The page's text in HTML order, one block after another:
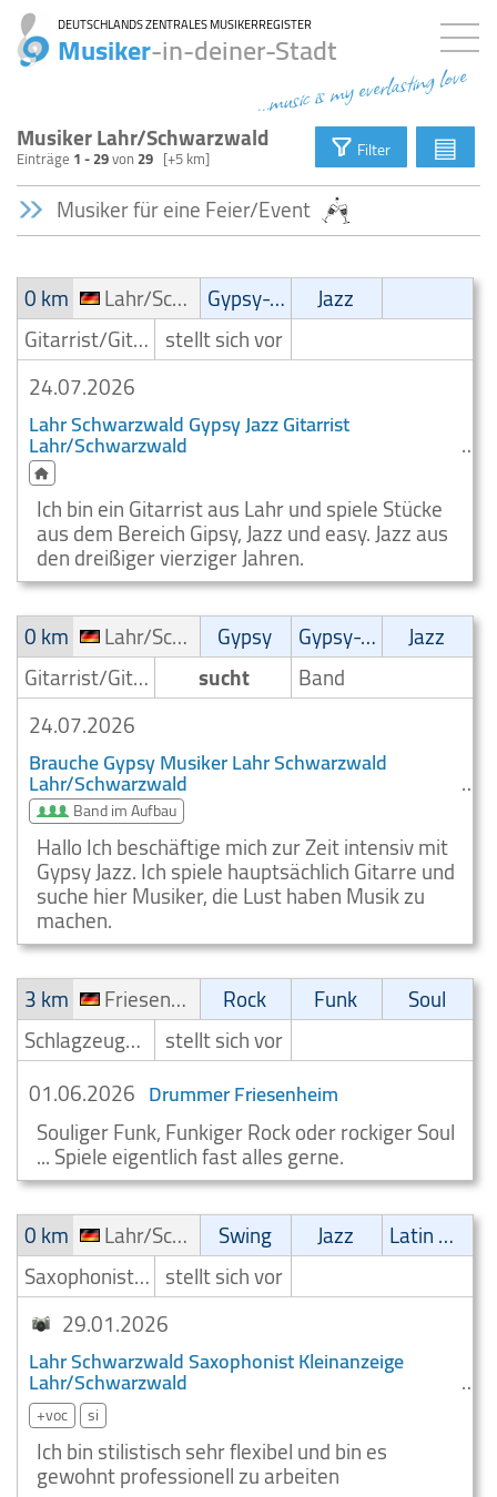
DEUTSCHLANDS ZENTRALES MUSIKERREGISTER
Musiker-in-deiner-Stadt
...music is my everlasting love
Musiker Lahr/Schwarzwald
Einträge 1 - 29von29 [+5 km] Filter ▤
Musiker für eine Feier/Event
0 km Lahr/Schwarzwald Gypsy-Jazz
Jazz
Gitarrist/Gitarrenspieler stellt sich vor
24.07.2026
Lahr Schwarzwald Gypsy Jazz Gitarrist
Lahr/Schwarzwald
Ich bin ein Gitarrist aus Lahr und spiele Stücke
aus dem Bereich Gipsy, Jazz und easy. Jazz aus
den dreißiger vierziger Jahren.
0 km
Lahr/Schwarzwald Gypsy Gypsy-Jazz
Jazz
Gitarrist/Gitarrenspieler
sucht
Band
24.07.2026
Brauche Gypsy Musiker Lahr Schwarzwald
Lahr/Schwarzwald
Band im Aufbau
Hallo Ich beschäftige mich zur Zeit intensiv mit
Gypsy Jazz. Ich spiele hauptsächlich Gitarre und
suche hier Musiker, die Lust haben Musik zu
machen.
3 km
Friesenheim Rock Funk
Soul
Schlagzeuger/Drummer
stellt sich vor
01.06.2026 Drummer Friesenheim
Souliger Funk, Funkiger Rock oder rockiger Soul
... Spiele eigentlich fast alles gerne.
0 km
Lahr/Schwarzwald Swing Jazz
Latin Musik
Saxophonist/Saxophonspieler stellt sich vor
29.01.2026
Lahr Schwarzwald Saxophonist Kleinanzeige
Lahr/Schwarzwald
+voc si
Ich bin stilistisch sehr flexibel und bin es
gewohnt professionell zu arbeiten